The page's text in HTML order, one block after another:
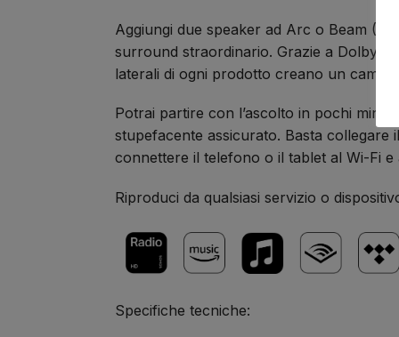
Aggiungi due speaker ad Arc o Beam
surround straordinario. Grazie a Dolby
laterali di ogni prodotto creano un
Potrai partire con l’ascolto in pochi
stupefacente assicurato. Basta collegare
connettere il telefono o il tablet al Wi-Fi e
Riproduci da qualsiasi servizio o
Specifiche tecniche: